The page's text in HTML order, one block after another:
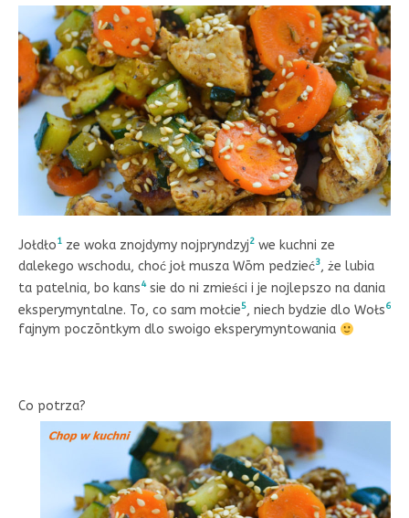
Jołdło1 ze woka znojdymy nojpryndzyj2 we kuchni ze
dalekego wschodu, choć joł musza Wōm pedzieć3, że lubia
ta patelnia, bo kans4sie do ni zmieści i je nojlepszo na dania
eksperymyntalne. To, co sam mołcie5, niech bydzie dlo Wołs6
fajnym poczōntkym dlo swoigo eksperymyntowania
Co potrza?